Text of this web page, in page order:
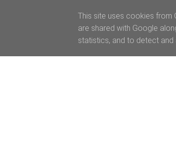
This site uses cookies from
are shared with Google
statistics, and to detect and